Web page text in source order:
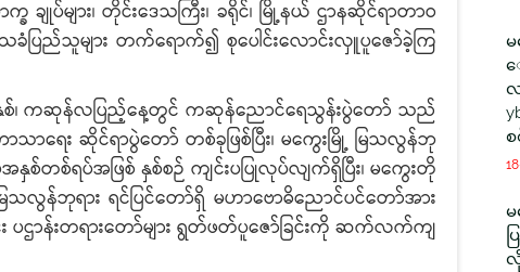
ချုပ်များ၊ တိုင်းဒေသကြီး၊ ခရိုင်၊ မြို့နယ် ဌာနဆိုင်ရာတာဝ
ခံပြည်သူများ တက်ရောက်၍ စုပေါင်းလောင်းလှူပူဇော်ခဲ့ကြ
ကဆုန်လပြည့်နေ့တွင် ကဆုန်ညောင်ရေသွန်းပွဲတော် သည်
ရေး ဆိုင်ရာပွဲတော် တစ်ခုဖြစ်ပြီး၊ မကွေးမြို့ မြသလွန်ဘု
နှစ်တစ်ရပ်အဖြစ် နှစ်စဉ် ကျင်းပပြုလုပ်လျက်ရှိပြီး၊ မကွေးတို
သလွန်ဘုရား ရင်ပြင်တော်ရှိ မဟာဗောဓိညောင်ပင်တော်အား
ပဌာန်းတရားတော်များ ရွတ်ဖတ်ပူဇော်ခြင်းကို ဆက်လက်ကျ
လ